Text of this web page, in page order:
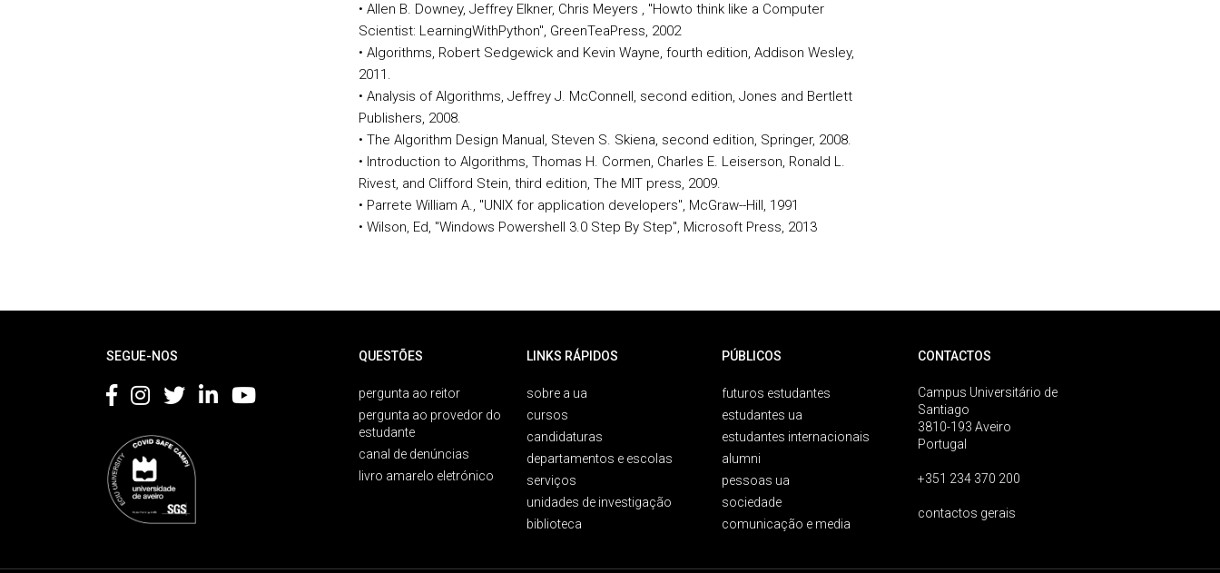
• Allen B. Downey, Jeffrey Elkner, Chris Meyers , "Howto think like a Computer
Scientist: LearningWithPython", GreenTeaPress, 2002
• Algorithms, Robert Sedgewick and Kevin Wayne, fourth edition, Addison Wesley,
2011.
• Analysis of Algorithms, Jeffrey J. McConnell, second edition, Jones and Bertlett
Publishers, 2008.
• The Algorithm Design Manual, Steven S. Skiena, second edition, Springer, 2008.
• Introduction to Algorithms, Thomas H. Cormen, Charles E. Leiserson, Ronald L.
Rivest, and Clifford Stein, third edition, The MIT press, 2009.
• Parrete William A., "UNIX for application developers", McGraw-­-Hill, 1991
• Wilson, Ed, "Windows Powershell 3.0 Step By Step", Microsoft Press, 2013
SEGUE-NOS QUESTÕES
pergunta ao reitor
pergunta ao provedor do
estudante
canal de denúncias
livro amarelo eletrónico
LINKS RÁPIDOS
sobre a ua
cursos
candidaturas
departamentos e escolas
serviços
unidades de investigação
biblioteca
PÚBLICOS
futuros estudantes
estudantes ua
estudantes internacionais
alumni
pessoas ua
sociedade
comunicação e media
CONTACTOS
Campus Universitário de
Santiago
3810-193 Aveiro
Portugal
+351 234 370 200
contactos gerais